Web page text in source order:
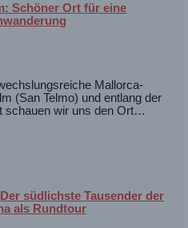
Schöner Ort für eine
Mallorca-
(San Telmo) und entlang der
schauen wir uns den Ort…
südlichste Tausender der
als Rundtour